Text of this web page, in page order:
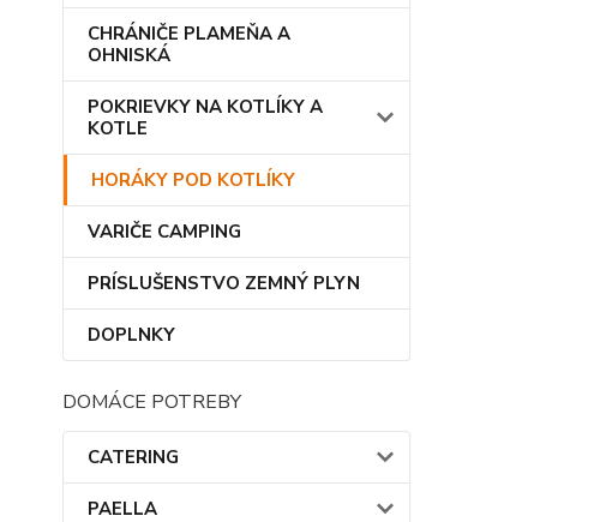
CHRÁNIČE PLAMEŇA A
OHNISKÁ
POKRIEVKY NA KOTLÍKY A
KOTLE
HORÁKY POD KOTLÍKY
VARIČE CAMPING
PRÍSLUŠENSTVO ZEMNÝ PLYN
DOPLNKY
DOMÁCE POTREBY
CATERING
PAELLA